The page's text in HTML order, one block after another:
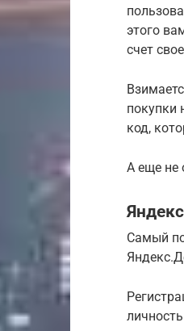
этого
счет
покупки
код,
А еще не
Самый